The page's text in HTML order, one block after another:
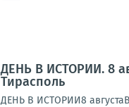
ДЕНЬ В ИСТОРИИ. 8
Тирасполь
ДЕНЬ В ИСТОРИИ8 августаВ